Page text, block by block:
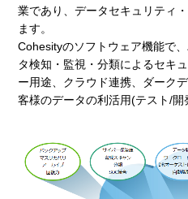
業であり、データセキュリティ
ます。
Cohesityのソフトウェア機能で
タ検知・監視・分類によるセキ
ー用途、クラウド連携、ダーク
客様のデータの利活用(テスト/開